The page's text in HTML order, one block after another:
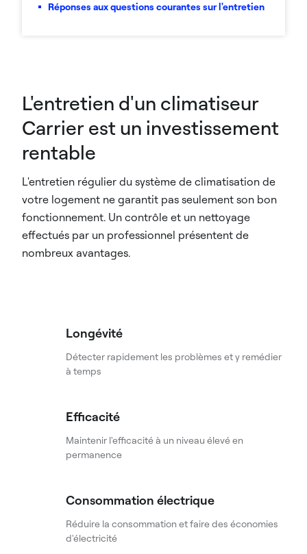
Réponses aux questions courantes sur l'entretien
L'entretien d'un climatiseur
Carrier est un investissement
rentable
L'entretien régulier du système de climatisation de
votre logement ne garantit pas seulement son bon
fonctionnement. Un contrôle et un nettoyage
effectués par un professionnel présentent de
nombreux avantages.
Longévité
Détecter rapidement les problèmes et y remédier
à temps
Efficacité
Maintenir l'efficacité à un niveau élevé en
permanence
Consommation électrique
Réduire la consommation et faire des économies
d'électricité